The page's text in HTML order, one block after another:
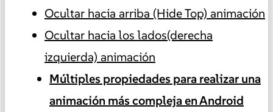
Ocultar hacia arriba (Hide Top) animación
Ocultar hacia los lados(derecha
izquierda) animación
Múltiples propiedades para realizar una
animación más compleja en Android